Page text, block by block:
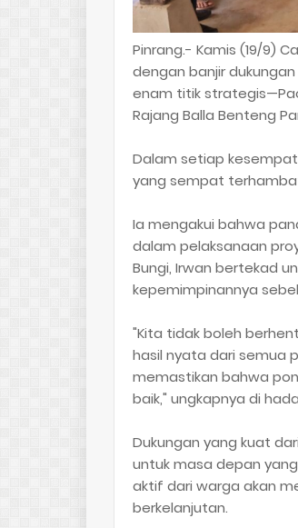
Pinrang.- Kamis (19/9)
dengan banjir
enam titik
Rajang Balla Benteng
Dalam setiap
yang sempat
Ia mengakui bahwa
dalam pelaksanaan
Bungi, Irwan bertekad
kepemimpinannya
"Kita tidak boleh
hasil nyata dari semua
memastikan bahwa
baik," ungkapnya di
Dukungan yang kuat
untuk masa depan
aktif dari warga akan
berkelanjutan.